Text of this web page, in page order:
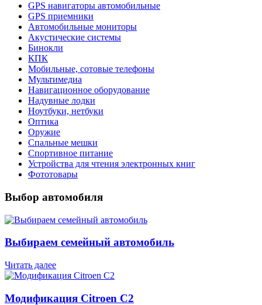
GPS навигаторы автомобильные
GPS приемники
Автомобильные мониторы
Акустические системы
Бинокли
КПК
Мобильные, сотовые телефоны
Мультимедиа
Навигационное оборудование
Надувные лодки
Ноутбуки, нетбуки
Оптика
Оружие
Спальные мешки
Спортивное питание
Устройства для чтения электронных книг
Фототовары
Выбор автомобиля
Выбираем семейный автомобиль
Читать далее
Модификация Citroen С2